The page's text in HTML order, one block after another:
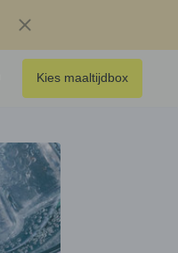
Kies maaltijdbox